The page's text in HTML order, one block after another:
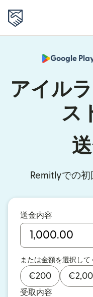
Google
アイル
ス
Remitlyでの
送金内容
または金額を選択して
€200 €
受取内容